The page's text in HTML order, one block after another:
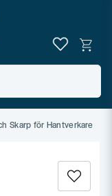
Skarp för Hantverkare